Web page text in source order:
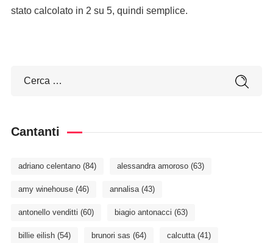
stato calcolato in 2 su 5, quindi semplice.
Cantanti
adriano celentano(84) alessandra amoroso(63)
amy winehouse(46) annalisa(43)
antonello venditti (60) biagio antonacci (63)
billie eilish(54) brunori sas (64) calcutta(41)